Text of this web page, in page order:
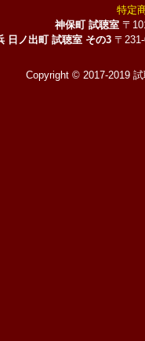
特定
神保町 試聴室 〒
日ノ出町 試聴室 その3 〒
Copyright © 2017-2019